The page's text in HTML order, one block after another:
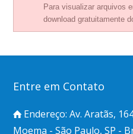
Para visualizar arquivos
download gratuitamente
Entre em Contato
Endereço: Av. Aratãs,
Moema - São Paulo, SP -